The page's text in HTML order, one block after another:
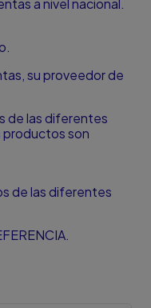
a nivel nacional.
su proveedor de
de las diferentes
son
de las diferentes